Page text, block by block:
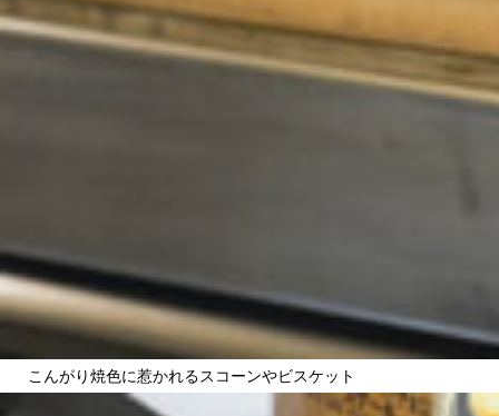
こんがり焼色に惹かれるスコーンやビスケット